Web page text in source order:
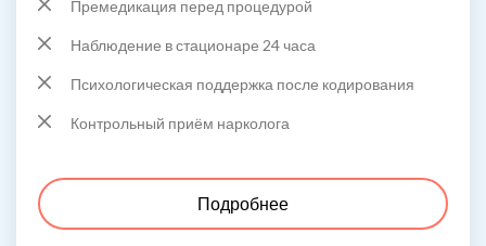
Премедикация перед процедурой
Наблюдение в стационаре 24 часа
Психологическая поддержка после кодирования
Контрольный приём нарколога
Подробнее